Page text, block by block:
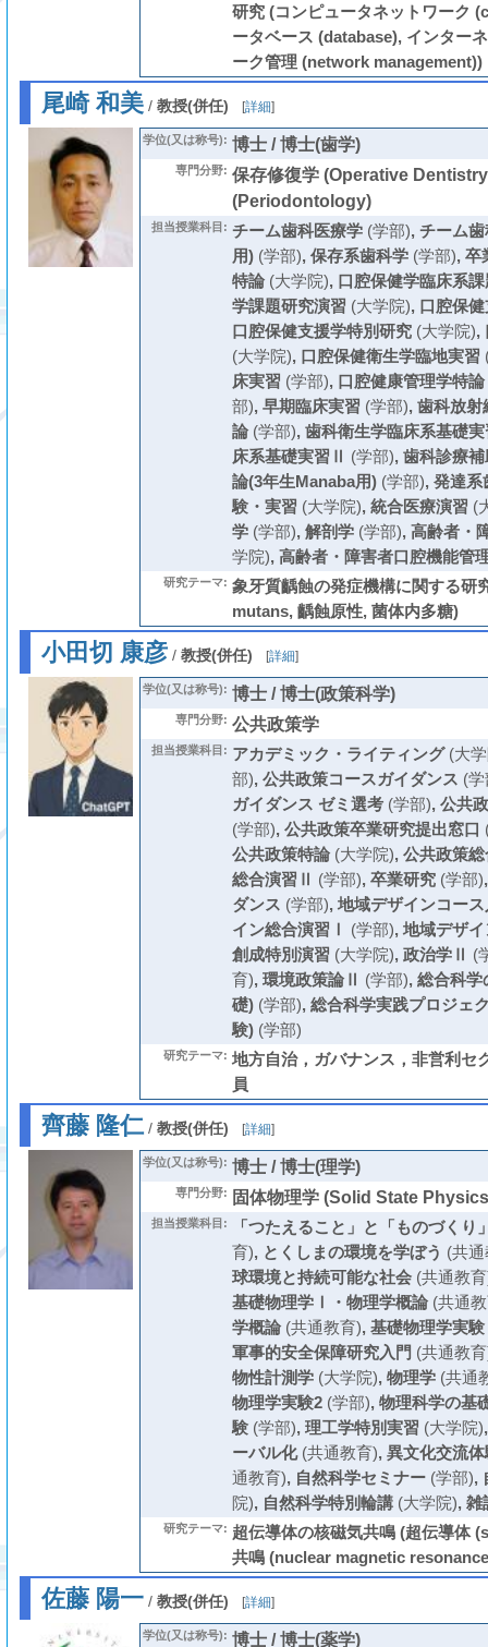
研究 (コンピュータネットワーク
ータベース (database), インター
ーク管理 (network management))
尾崎 和美/ 教授(併任) [詳細]
学位(又は称号): 博士 / 博士(歯学)
専門分野: 保存修復学 (Operative
(Periodontology)
担当授業科目: チーム歯科医療学(学部), チーム
用)(学部), 保存系歯科学(学部), 卒
特論(大学院), 口腔保健学臨床系
学課題研究演習 (大学院), 口腔保
口腔保健支援学特別研究(大学院),
(大学院), 口腔保健衛生学臨地実習
床実習 (学部), 口腔健康管理学特論
部), 早期臨床実習 (学部), 歯科放射
論(学部), 歯科衛生学臨床系基礎
床系基礎実習Ⅱ (学部), 歯科診療補
論(3年生Manaba用)(学部), 発達系
験・実習 (大学院), 統合医療演習 (
学(学部), 解剖学(学部), 高齢者・
学院), 高齢者・障害者口腔機能管
研究テーマ: 象牙質齲蝕の発症機構に関する研
mutans, 齲蝕原性, 菌体内多糖)
小田切 康彦/ 教授(併任) [詳細]
学位(又は称号): 博士 / 博士(政策科学)
専門分野: 公共政策学
担当授業科目: アカデミック・ライティング(大学
部), 公共政策コースガイダンス (
ガイダンス ゼミ選考(学部), 公共
(学部), 公共政策卒業研究提出窓口
公共政策特論(大学院), 公共政策
総合演習Ⅱ (学部), 卒業研究(学部)
ダンス (学部), 地域デザインコー
イン総合演習Ⅰ
(学部), 地域デザ
創成特別演習 (大学院), 政治学Ⅱ (
育), 環境政策論Ⅱ (学部), 総合科学
礎)(学部), 総合科学実践プロジェ
験)(学部)
研究テーマ: 地方自治，ガバナンス，非営利セ
員
齊藤 隆仁/ 教授(併任) [詳細]
学位(又は称号): 博士 / 博士(理学)
専門分野: 固体物理学 (Solid State
担当授業科目:
「つたえること」と「ものづくり
育), とくしまの環境を学ぼう (共
球環境と持続可能な社会(共通教
基礎物理学Ⅰ・物理学概論(共通
学概論(共通教育), 基礎物理学実験
軍事的安全保障研究入門 (共通教
物性計測学(大学院), 物理学(共通
物理学実験2(学部), 物理科学の基
験(学部), 理工学特別実習 (大学院)
ーバル化(共通教育), 異文化交流
通教育), 自然科学セミナー(学部),
院), 自然科学特別輪講(大学院), 雑
研究テーマ: 超伝導体の核磁気共鳴 (超伝導体
共鳴 (nuclear magnetic
佐藤 陽一/ 教授(併任) [詳細]
学位(又は称号): 博士 / 博士(薬学)